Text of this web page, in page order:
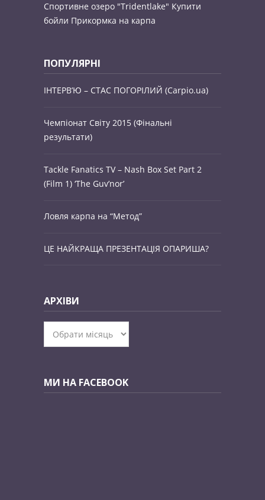
Спортивне озеро "Tridentlake" Купити
бойли Прикормка на карпа
ПОПУЛЯРНІ
ІНТЕРВ’Ю – СТАС ПОГОРІЛИЙ (Carpio.ua)
Чемпіонат Світу 2015 (Фінальні
результати)
Tackle Fanatics TV – Nash Box Set Part 2
(Film 1) ‘The Guv’nor’
Ловля карпа на “Метод”
ЦЕ НАЙКРАЩА ПРЕЗЕНТАЦІЯ ОПАРИША?
АРХІВИ
МИ НА FACEBOOK